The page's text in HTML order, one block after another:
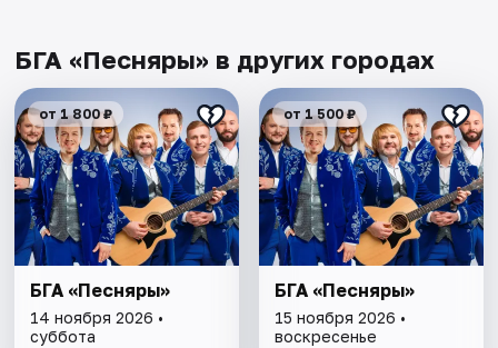
БГА «Песняры» в других городах
от 1 800 ₽
БГА «Песняры»
14 ноября 2026 •
суббота
от 1 500 ₽
БГА «Песняры»
15 ноября 2026 •
воскресенье